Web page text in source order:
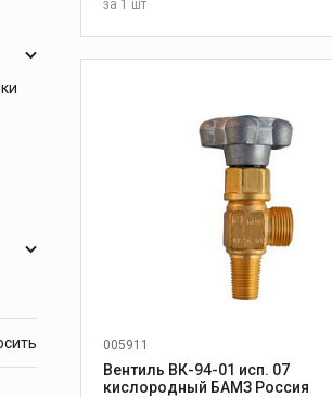
за 1 шт
В КОРЗИНУ
005911
Вентиль ВК-94-01 исп. 07
кислородный БАМЗ Россия